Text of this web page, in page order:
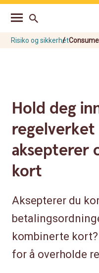
Go
navigation
Skip
Risiko og sikkerhet
Hold deg
regelverket
aksepterer
kort
Aksepterer du
kombinerte
for å overholde